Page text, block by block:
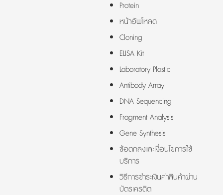
Protein
หน้าอัพโหลด
Cloning
ELISA Kit
Laboratory Plastic
Antibody Array
DNA Sequencing
Fragment Analysis
Gene Synthesis
ข้อตกลงและเงื่อนไขการใช้
บริการ
วิธีการชำระเงินค่าสินค้าผ่าน
บัตรเครดิต